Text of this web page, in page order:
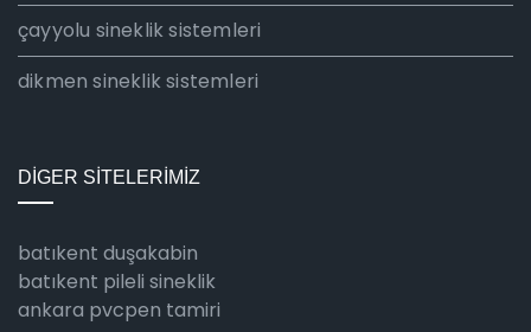
çayyolu sineklik sistemleri
dikmen sineklik sistemleri
DİGER SİTELERİMİZ
batıkent duşakabin
batıkent pileli sineklik
ankara pvcpen tamiri